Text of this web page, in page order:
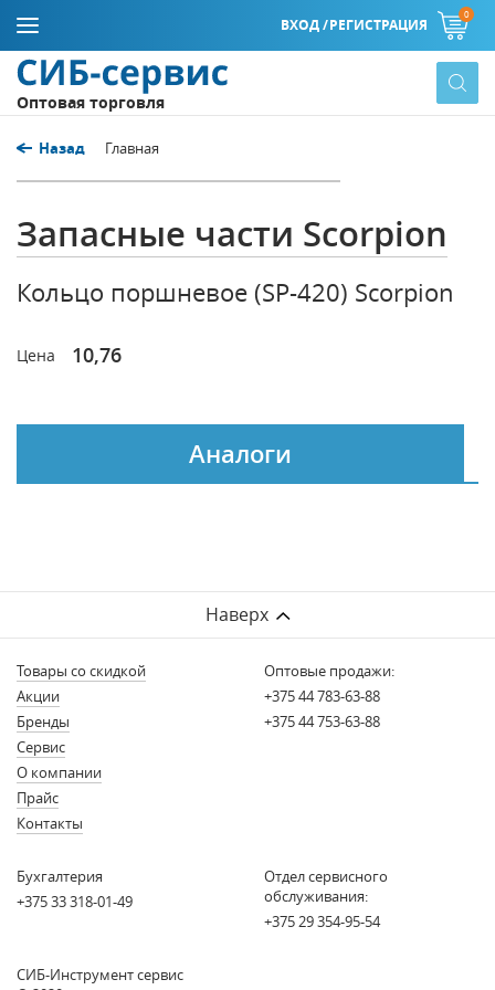
ВХОД /РЕГИСТРАЦИЯ
0
Оптовая торговля
Назад Главная
Запасные части Scorpion
Кольцо поршневое (SP-420) Scorpion
Цена 10,76
Аналоги
Наверх
Товары со скидкой
Акции
Бренды
Сервис
О компании
Прайс
Контакты
Оптовые продажи:
+375 44 783-63-88
+375 44 753-63-88
Бухгалтерия
+375 33 318-01-49
Отдел сервисного
обслуживания:
+375 29 354-95-54
СИБ-Инструмент сервис